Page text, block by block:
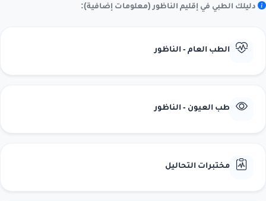
دليلك الطبي في إقليم الناظور (معلومات إضافية):
الطب العام - الناظور
طب العيون - الناظور
مختبرات التحاليل